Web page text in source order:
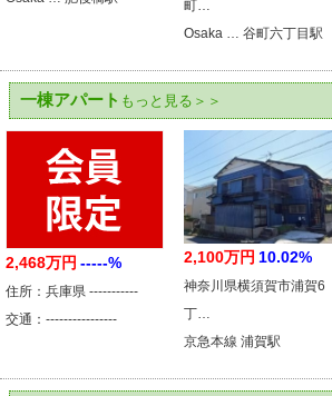
町…
Osaka … 谷町六丁目駅
一棟アパート もっと見る＞＞
2,468万円 -----%
住所：兵庫県 -----------
交通：----------------
2,100万円 10.02%
神奈川県横須賀市浦賀6
丁…
京急本線 浦賀駅